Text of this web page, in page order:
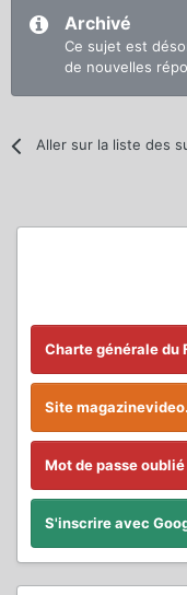
Archivé
Ce sujet est
de nouvelles
Aller sur la liste des
Charte générale du
Site
Mot de passe oublié
S'inscrire avec